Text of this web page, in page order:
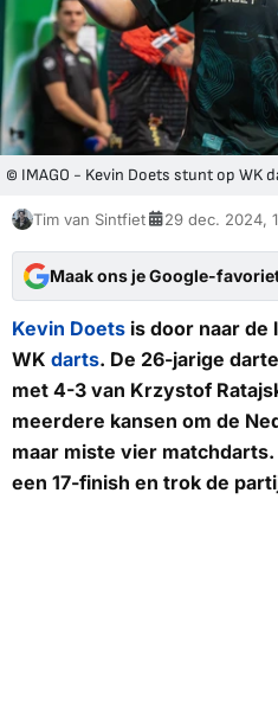
© IMAGO - Kevin Doets stunt op WK
Tim van Sintfiet 29 dec. 2024,
Maak ons je Google-
Kevin Doets is door naar de
WK darts. De 26-jarige
met 4-3 van Krzystof
meerdere kansen om de
maar miste vier
een 17-finish en trok de